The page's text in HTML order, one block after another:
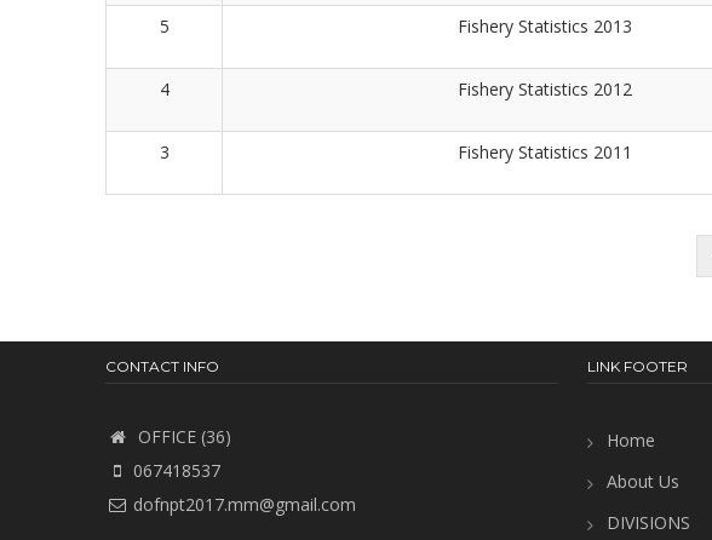
5 Fishery Statistics 2013
4 Fishery Statistics 2012
3 Fishery Statistics 2011
CONTACT INFO
OFFICE (36)
067418537
dofnpt2017.mm@gmail.com
LINK FOOTER
Home
About Us
DIVISIONS